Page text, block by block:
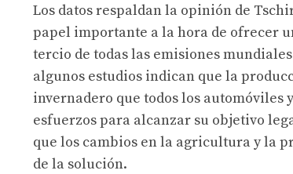
Los datos respaldan la opinión de
papel importante a la hora de ofrecer
tercio de todas las emisiones
algunos estudios indican que la
invernadero que todos los automóviles
esfuerzos para alcanzar su objetivo
que los cambios en la agricultura y la
de la solución.